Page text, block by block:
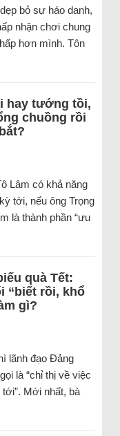
bỏ sự háo danh,
nhận chơi chung
hơn mình. Tôn
hay tướng tồi,
chuồng rồi
Lâm có khả năng
tới, nếu ông Trọng
là thành phần “ưu
quà Tết:
“biết rồi, khổ
gì?
lãnh đạo Đảng
là “chỉ thị về việc
Mới nhất, bà